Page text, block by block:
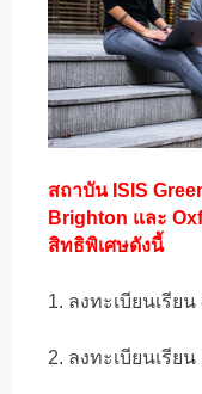
สถาบัน ISIS
Brighton และ
สิทธิพิเศษดังนี้
1. ลงทะเบียนเรีย
2. ลงทะเบียนเรีย